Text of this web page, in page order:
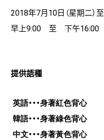
2018年7月 10 日（星期二） 至
早上9:00 至 下午16:00
提供語種
英語・・・身著紅色背心
韓語・・・身著綠色背心
中文・・・身著黃色背心